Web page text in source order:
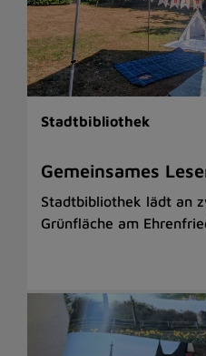
Stadtbibliothek
Gemeinsames
Stadtbibliothek lädt an
Grünfläche am